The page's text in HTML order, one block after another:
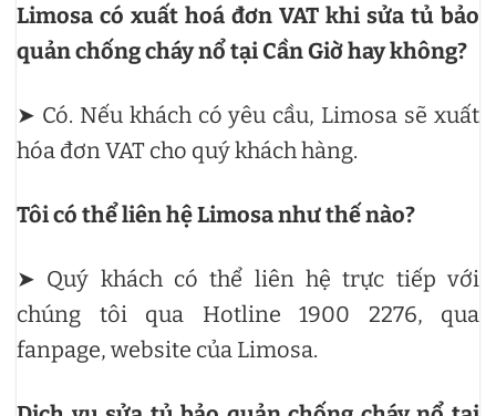
Limosa có xuất hoá đơn VAT khi sửa tủ bảo
quản chống cháy nổ tại Cần Giờ hay không?
➤ Có. Nếu khách có yêu cầu, Limosa sẽ xuất
hóa đơn VAT cho quý khách hàng.
Tôi có thể liên hệ Limosa như thế nào?
➤ Quý khách có thể liên hệ trực tiếp với
chúng tôi qua Hotline 1900 2276, qua
fanpage, website của Limosa.